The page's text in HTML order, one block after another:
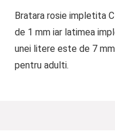
Bratara rosie impletita
de 1 mm iar latimea
unei litere este de 7
pentru adulti.